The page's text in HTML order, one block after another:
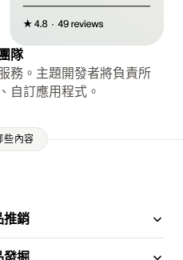
隊
務。主題開發者將負責所
自訂應用程式。
些內容
推銷
發掘